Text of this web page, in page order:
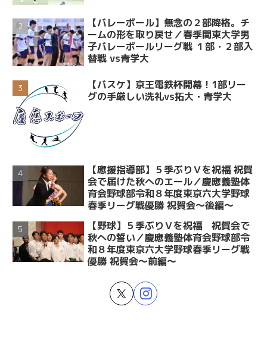
【バレーボール】無念の２部降格。チ
ームの形を取り戻せ／春季関東大学男
子バレーボールリーグ戦 １部・２部入
替戦 vs青学大
【バスケ】京王電鉄杯開幕！1部リー
グの手厳しい洗礼vs拓大・青学大
【應援指導部】５季ぶりＶを祝福 祝賀
会で届けた秋へのエール／慶應義塾体
育会野球部令和８年度東京六大学野球
春季リーグ戦優勝 祝賀会～後編～
【野球】５季ぶりＶを祝福 祝賀会で
秋への誓い／慶應義塾体育会野球部令
和８年度東京六大学野球春季リーグ戦
優勝 祝賀会～前編～